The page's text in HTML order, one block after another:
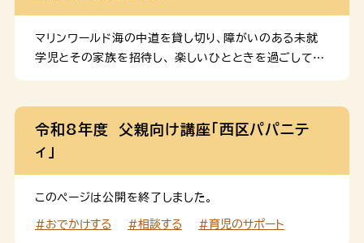
マリンワールド海の中道を貸し切り、障がいのある未就
学児とその家族を招待し、 楽しいひとときを過ごしてい
令和8年度 父親向け講座「西区パパニテ
ィ」
このページは公開を終了しました。
#おでかけする #相談する #育児のサポート